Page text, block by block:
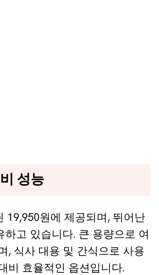
성능
19,950원에 제공되며, 뛰어난
하고 있습니다. 큰 용량으로 여
, 식사 대용 및 간식으로 사용
비 효율적인 옵션입니다.